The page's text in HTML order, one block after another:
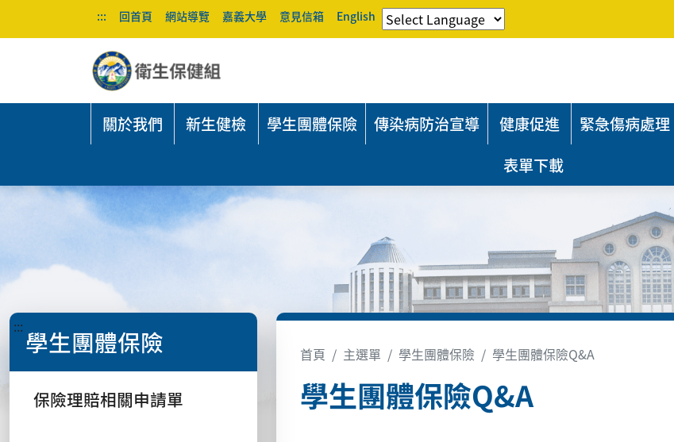
::: 回首頁 網站導覽 嘉義大學 意見信箱 English
關於我們 新生健檢 學生團體保險 傳染病防治宣導 健康促進 緊急傷病處理
表單下載
::: 學生團體保險
保險理賠相關申請單
首頁 主選單 學生團體保險 學生團體保險Q&A
學生團體保險Q&A